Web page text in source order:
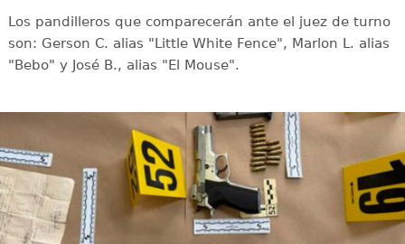
Los pandilleros que comparecerán ante el juez de turno
son: Gerson C. alias "Little White Fence", Marlon L. alias
"Bebo" y José B., alias "El Mouse".